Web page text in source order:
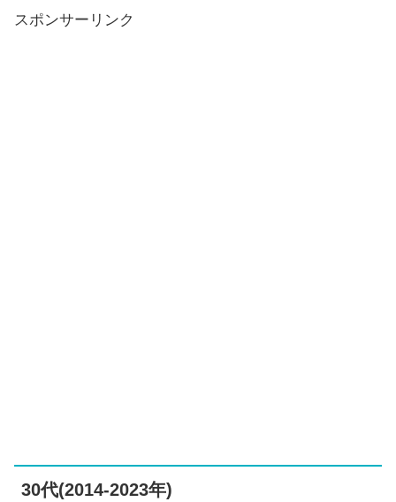
スポンサーリンク
30代(2014-2023年)